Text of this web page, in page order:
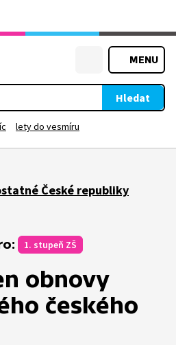
MENU
Hledat
lety do vesmíru
České republiky
1. stupeň ZŠ
obnovy
českého